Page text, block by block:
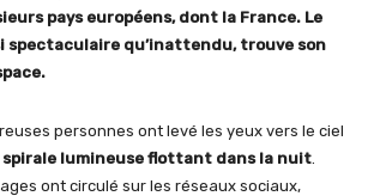
pays européens, dont la France. Le
spectaculaire qu’inattendu, trouve son
personnes ont levé les yeux vers le ciel
spirale lumineuse flottant dans la nuit
ont circulé sur les réseaux sociaux,